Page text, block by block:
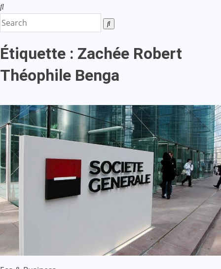
Étiquette : Zachée Robert
Théophile Benga